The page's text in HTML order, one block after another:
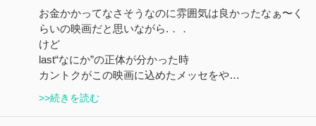
お金かかってなさそうなのに雰囲気は良かったなぁ〜く
らいの映画だと思いながら.．．
けど
last“なにか”の正体が分かった時
カントクがこの映画に込めたメッセをや…
>>続きを読む